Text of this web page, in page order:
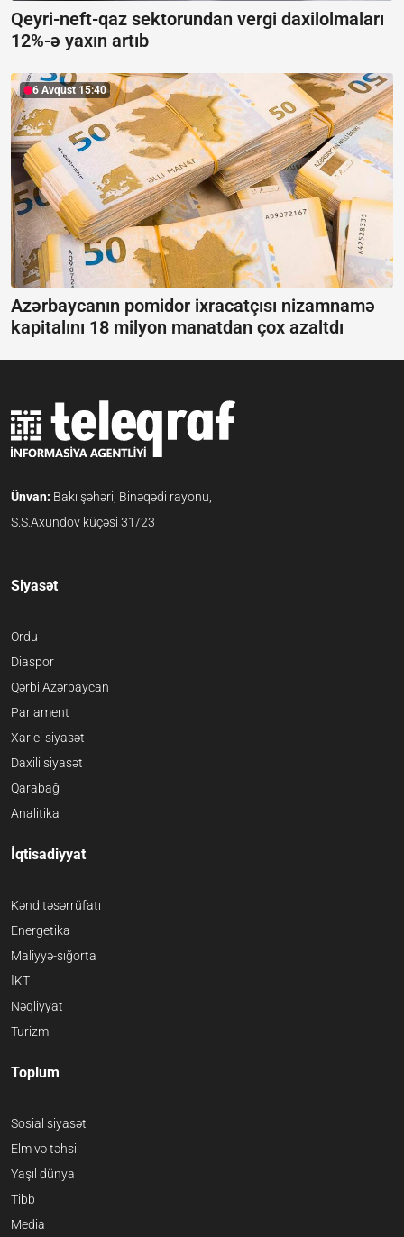
Qeyri-neft-qaz sektorundan vergi daxilolmaları
12%-ə yaxın artıb
6 Avqust 15:40
Azərbaycanın pomidor ixracatçısı nizamnamə
kapitalını 18 milyon manatdan çox azaltdı
Ünvan: Bakı şəhəri, Binəqədi rayonu,
S.S.Axundov küçəsi 31/23
Siyasət
Ordu
Diaspor
Qərbi Azərbaycan
Parlament
Xarici siyasət
Daxili siyasət
Qarabağ
Analitika
İqtisadiyyat
Kənd təsərrüfatı
Energetika
Maliyyə-sığorta
İKT
Nəqliyyat
Turizm
Toplum
Sosial siyasət
Elm və təhsil
Yaşıl dünya
Tibb
Media